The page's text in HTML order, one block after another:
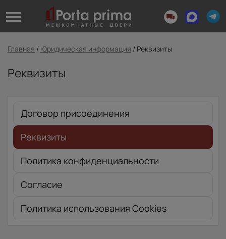
Главная / Юридическая информация / Реквизиты
Реквизиты
Договор присоединения
Реквизиты
Политика конфиденциальности
Согласие
Политика использования Cookies